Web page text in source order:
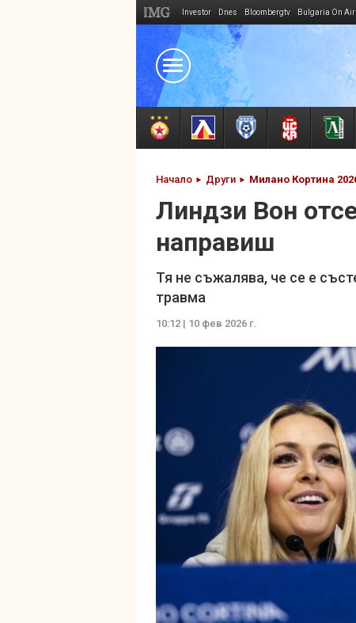
Investor Dnes Bloombergtv Bulgaria On Air
Megavselena.bg
Начало Други Милано Кортина
Линдзи Вон
направиш
Тя не съжалява, че се е
травма
10:12 | 10 фев 2026 г.